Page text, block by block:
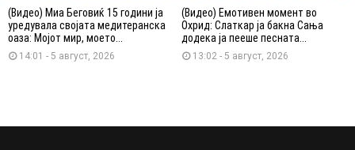
(Видео) Миа Беговиќ 15 години ја
уредувала својата медитеранска
оаза: Мојот мир, моето...
14:01 - 5 август, 2026
(Видео) Емотивен момент во
Охрид: Слаткар ја бакна Сања
додека ја пееше песната...
13:02 - 5 август, 2026